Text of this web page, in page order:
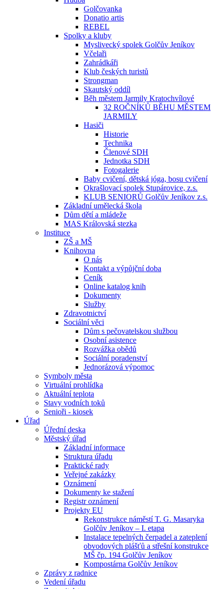
Golčovanka
Donatio artis
REBEL
Spolky a kluby
Myslivecký spolek Golčův Jeníkov
Včelaři
Zahrádkáři
Klub českých turistů
Strongman
Skautský oddíl
Běh městem Jarmily Kratochvílové
32 ROČNÍKŮ BĚHU MĚSTEM
JARMILY
Hasiči
Historie
Technika
Členové SDH
Jednotka SDH
Fotogalerie
Baby cvičení, dětská jóga, bosu cvičení
Okrašlovací spolek Stupárovice, z.s.
KLUB SENIORŮ Golčův Jeníkov z.s.
Základní umělecká škola
Dům dětí a mládeže
MAS Královská stezka
Instituce
ZŠ a MŠ
Knihovna
O nás
Kontakt a výpůjční doba
Ceník
Online katalog knih
Dokumenty
Služby
Zdravotnictví
Sociální věci
Dům s pečovatelskou službou
Osobní asistence
Rozvážka obědů
Sociální poradenství
Jednorázová výpomoc
Symboly města
Virtuální prohlídka
Aktuální teplota
Stavy vodních toků
Senioři - kiosek
Úřad
Úřední deska
Městský úřad
Základní informace
Struktura úřadu
Praktické rady
Veřejné zakázky
Oznámení
Dokumenty ke stažení
Registr oznámení
Projekty EU
Rekonstrukce náměstí T. G. Masaryka
Golčův Jeníkov – I. etapa
Instalace tepelných čerpadel a zateplení
obvodových plášťů a střešní konstrukce
MŠ čp. 194 Golčův Jeníkov
Kompostárna Golčův Jeníkov
Zprávy z radnice
Vedení úřadu